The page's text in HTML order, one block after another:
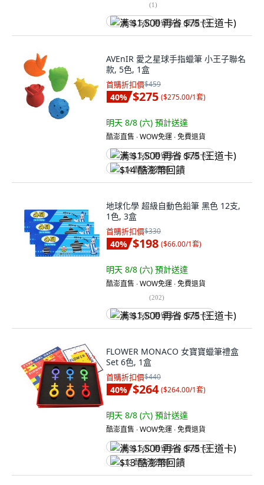
(1)
满 $1,500 再省 $75 (王道卡)
AVEnIR 愛之星球手指蠟筆 小王子聯名
款, 5色, 1盒
首購折扣價$459
40% $275 ($275.00/1套)
明天 8/8 (六) 預計送達
酷澎直售 ∙ WOW免運 ∙ 免費退貨
满 $1,500 再省 $75 (王道卡)
$14 酷澎幣回饋
地球化學 超級自動色鉛筆 黑色 12支,
1色, 3盒
首購折扣價$330
40% $198 ($66.00/1套)
明天 8/8 (六) 預計送達
酷澎直售 ∙ WOW免運 ∙ 免費退貨
(202)
满 $1,500 再省 $75 (王道卡)
FLOWER MONACO 女寶寶蠟筆禮盒
Set 6色, 1盒
首購折扣價$440
40% $264 ($264.00/1套)
明天 8/8 (六) 預計送達
酷澎直售 ∙ WOW免運 ∙ 免費退貨
满 $1,500 再省 $75 (王道卡)
$13 酷澎幣回饋